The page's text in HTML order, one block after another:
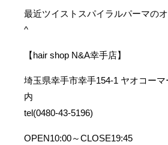
最近ツイストスパイラルパーマの
^
【hair shop N&A幸手店】
埼玉県幸手市幸手154-1 ヤオコー
内
tel(0480-43-5196)
OPEN10:00～CLOSE19:45